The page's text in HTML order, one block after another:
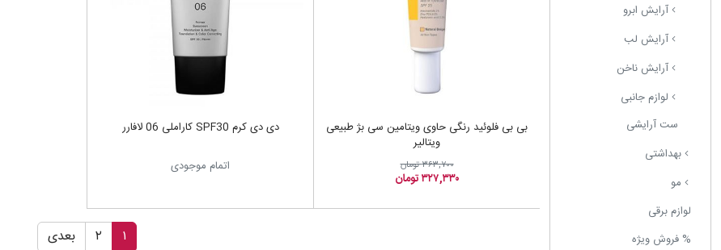
آرایش ابرو
آرایش لب
آرایش ناخن
لوازم جانبی
ست آرایشی
بهداشتی
مو
لوازم برقی
% فروش ویژه
بی بی فلوئید رنگی حاوی ویتامین سی بژ طبیعی
ویتالیر
۳۶۳,۷۰۰ تومان
۳۲۷,۳۳۰ تومان
دی دی کرم SPF30 کاراملی 06 لافارر
اتمام موجودی
۱ ۲ بعدی